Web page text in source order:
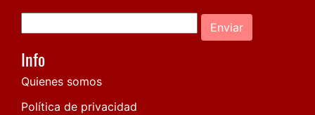
Enviar
Info
Quienes somos
Política de privacidad